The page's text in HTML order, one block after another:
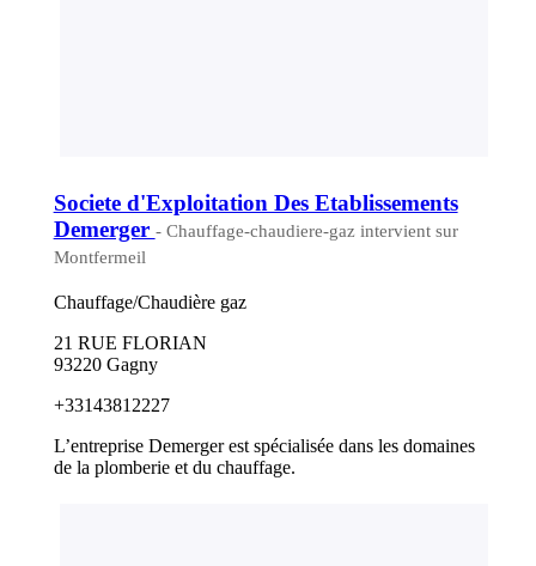
Societe d'Exploitation Des Etablissements
Demerger - Chauffage-chaudiere-gaz intervient sur
Montfermeil
Chauffage/Chaudière gaz
21 RUE FLORIAN
93220 Gagny
+33143812227
L’entreprise Demerger est spécialisée dans les domaines
de la plomberie et du chauffage.